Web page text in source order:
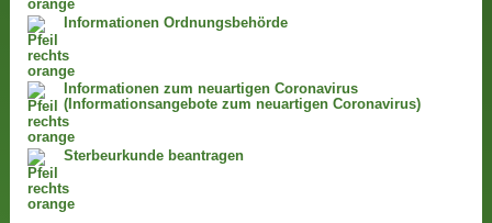
Informationen Ordnungsbehörde
Informationen zum neuartigen Coronavirus
(Informationsangebote zum neuartigen Coronavirus)
Sterbeurkunde beantragen